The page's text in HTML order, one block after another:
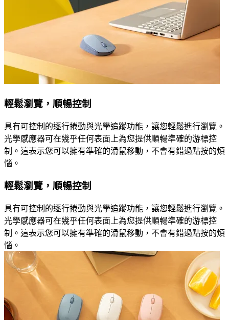
輕鬆瀏覽，順暢控制
具有可控制的逐行捲動與光學追蹤功能，讓您輕鬆進行瀏覽。
光學感應器可在幾乎任何表面上為您提供順暢準確的游標控
制。這表示您可以擁有準確的滑鼠移動，不會有錯過點按的煩
惱。
輕鬆瀏覽，順暢控制
具有可控制的逐行捲動與光學追蹤功能，讓您輕鬆進行瀏覽。
光學感應器可在幾乎任何表面上為您提供順暢準確的游標控
制。這表示您可以擁有準確的滑鼠移動，不會有錯過點按的煩
惱。